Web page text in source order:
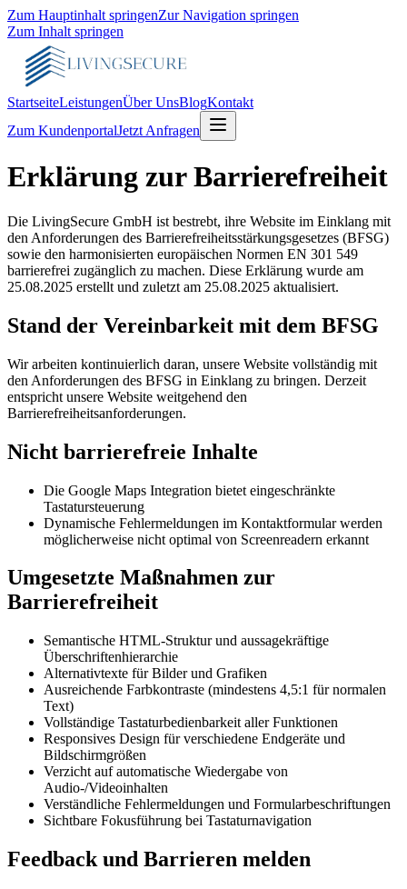
Zum Hauptinhalt springenZur Navigation springen
Zum Inhalt springen
StartseiteLeistungenÜber UnsBlogKontakt
Zum KundenportalJetzt Anfragen
Erklärung zur Barrierefreiheit
Die LivingSecure GmbH ist bestrebt, ihre Website im Einklang mit
den Anforderungen des Barrierefreiheitsstärkungsgesetzes (BFSG)
sowie den harmonisierten europäischen Normen EN 301 549
barrierefrei zugänglich zu machen. Diese Erklärung wurde am
25.08.2025 erstellt und zuletzt am 25.08.2025 aktualisiert.
Stand der Vereinbarkeit mit dem BFSG
Wir arbeiten kontinuierlich daran, unsere Website vollständig mit
den Anforderungen des BFSG in Einklang zu bringen. Derzeit
entspricht unsere Website weitgehend den
Barrierefreiheitsanforderungen.
Nicht barrierefreie Inhalte
Die Google Maps Integration bietet eingeschränkte
Tastatursteuerung
Dynamische Fehlermeldungen im Kontaktformular werden
möglicherweise nicht optimal von Screenreadern erkannt
Umgesetzte Maßnahmen zur
Barrierefreiheit
Semantische HTML-Struktur und aussagekräftige
Überschriftenhierarchie
Alternativtexte für Bilder und Grafiken
Ausreichende Farbkontraste (mindestens 4,5:1 für normalen
Text)
Vollständige Tastaturbedienbarkeit aller Funktionen
Responsives Design für verschiedene Endgeräte und
Bildschirmgrößen
Verzicht auf automatische Wiedergabe von
Audio-/Videoinhalten
Verständliche Fehlermeldungen und Formularbeschriftungen
Sichtbare Fokusführung bei Tastaturnavigation
Feedback und Barrieren melden